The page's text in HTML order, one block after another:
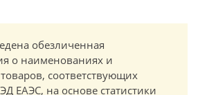
обезличенная
о наименованиях и
соответствующих
ЕАЭС, на основе статистики